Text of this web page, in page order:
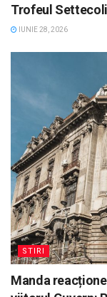
Trofeul
IUNIE 28, 2026
STIRI
Manda